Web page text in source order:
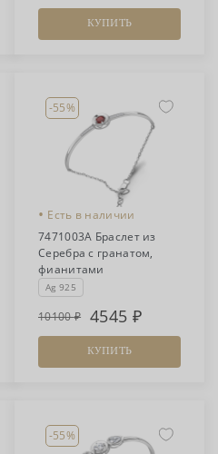
КУПИТЬ
-55%
• Есть в наличии
7471003А Браслет из
Серебра с гранатом,
фианитами
Ag 925
10100 4545
КУПИТЬ
-55%